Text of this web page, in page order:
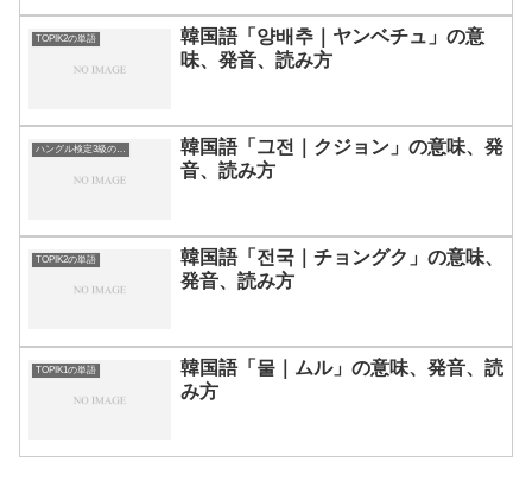
TOPIK2の単語
韓国語「양배추｜ヤンベチュ」の意
味、発音、読み方
ハングル検定3級の単語
韓国語「그전｜クジョン」の意味、発
音、読み方
TOPIK2の単語
韓国語「전국｜チョングク」の意味、
発音、読み方
TOPIK1の単語
韓国語「물｜ムル」の意味、発音、読
み方